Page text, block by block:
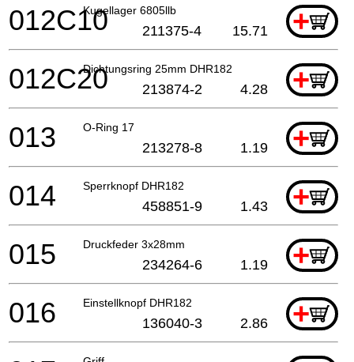
Kugellager 6805llb +
012C10 211375-4 15.71
Dichtungsring 25mm DHR182 +
012C20 213874-2 4.28
O-Ring 17 +
013 213278-8 1.19
Sperrknopf DHR182 +
014 458851-9 1.43
Druckfeder 3x28mm +
015 234264-6 1.19
Einstellknopf DHR182 +
016 136040-3 2.86